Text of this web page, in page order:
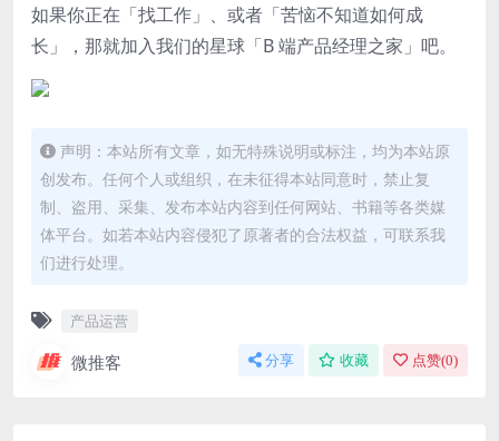
如果你正在「找工作 」、或者「苦恼不知道如何成
长 」，那就加入我们的星球「B 端产品经理之家」吧。
声明：本站所有文章，如无特殊说明或标注，均为本站原
创发布。任何个人或组织，在未征得本站同意时，禁止复
制、盗用、采集、发布本站内容到任何网站、书籍等各类媒
体平台。如若本站内容侵犯了原著者的合法权益，可联系我
们进行处理。
产品运营
微推客 分享 收藏 点赞(0)